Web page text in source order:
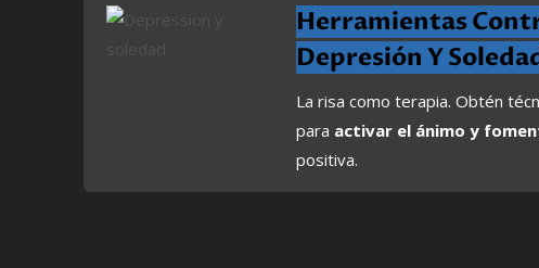
Herramientas
Depresión Y
La risa como terapia. Obtén
para activar el ánimo y
positiva.